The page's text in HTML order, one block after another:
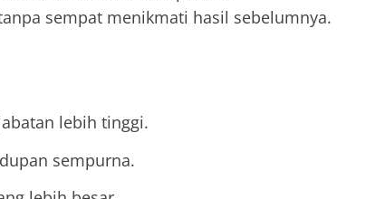
sempat menikmati hasil sebelumnya.
lebih tinggi.
sempurna.